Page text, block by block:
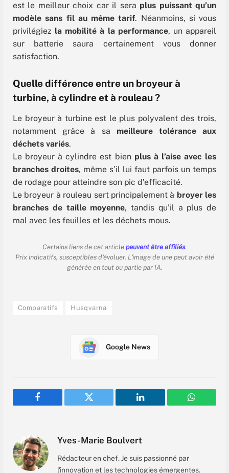
est le meilleur choix car il sera plus puissant qu’un
modèle sans fil au même tarif. Néanmoins, si vous
privilégiez la mobilité à la performance, un appareil
sur batterie saura certainement vous donner
satisfaction.
Quelle différence entre un broyeur à
turbine, à cylindre et à rouleau ?
Le broyeur à turbine est le plus polyvalent des trois,
notamment grâce à sa meilleure tolérance aux
déchets variés.
Le broyeur à cylindre est bien plus à l’aise avec les
branches droites, même s’il lui faut parfois un temps
de rodage pour atteindre son pic d’efficacité.
Le broyeur à rouleau sert principalement à broyer les
branches de taille moyenne, tandis qu’il a plus de
mal avec les feuilles et les déchets mous.
Certains liens de cet article peuvent être affiliés.
Prix indicatifs, susceptibles d'évoluer. L'image de une peut avoir été
générée en tout ou partie par IA.
Comparatifs Husqvarna
Google News
Facebook Twitter LinkedIn
Yves-Marie Boulvert
Rédacteur en chef. Je suis passionné par
l'innovation et les technologies émergentes.